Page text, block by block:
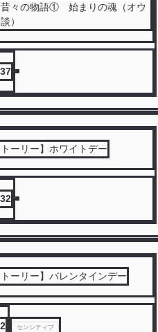
昔々の物語① 始まりの魂（オウ
）
37
トーリー】ホワイトデー
32
トーリー】バレンタインデー
2 センシティブ